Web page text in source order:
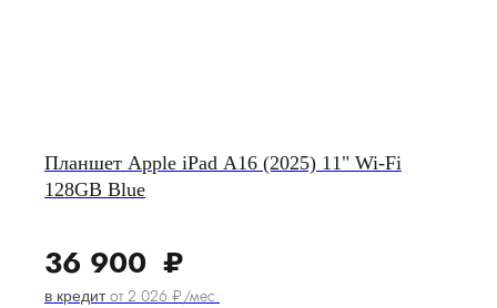
Планшет Apple iPad A16 (2025) 11" Wi-Fi
128GB Blue
36 900 ₽
в кредитот 2 026 ₽/мес.